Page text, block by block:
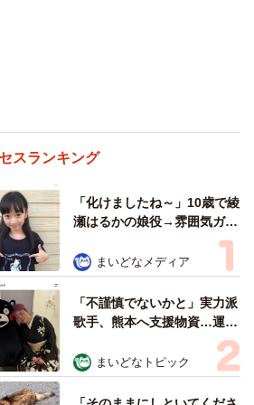
スランキング
「化けましたね～」10歳で綾
瀬はるかの娘役→雰囲気ガラ
リの18歳に成長 「メイクで
雰囲気が」「宝塚に入れそ
う」
まいどなメディア
「不謹慎でないかと」実力派
歌手、熊本へ支援物資…運搬
トラックの車体デザインにた
めらい 「痛いほど伝わる」
「行動され立派」
まいどなトピック